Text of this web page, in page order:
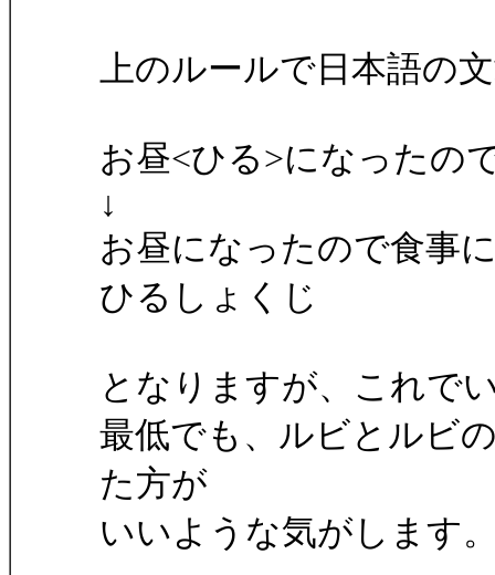
上のルールで日本語の
お昼<ひる>になったの
↓
お昼になったので食事
ひるしょくじ
となりますが、これで
最低でも、ルビとルビ
た方が
いいような気がします